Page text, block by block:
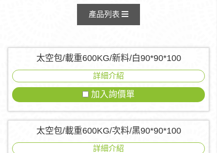
產品列表
太空包/載重600KG/新料/白90*90*100
詳細介紹
加入詢價單
太空包/載重600KG/次料/黑90*90*100
詳細介紹